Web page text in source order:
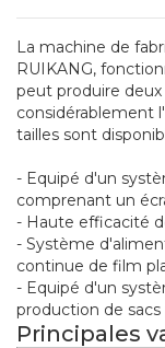
La machine de
RUIKANG,
peut produire
considérablement
tailles sont
- Equipé d'un
comprenant un
- Haute efficacité
- Système
continue de film
- Equipé d'un
production de
Principales